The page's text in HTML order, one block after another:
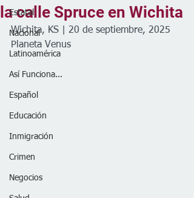
Estatal
Nacional
Latinoamérica
Así Funciona...
Español
Educación
Inmigración
Crimen
Negocios
la calle Spruce en Wichita
Wichita, KS | 20 de septiembre, 2025
Planeta Venus